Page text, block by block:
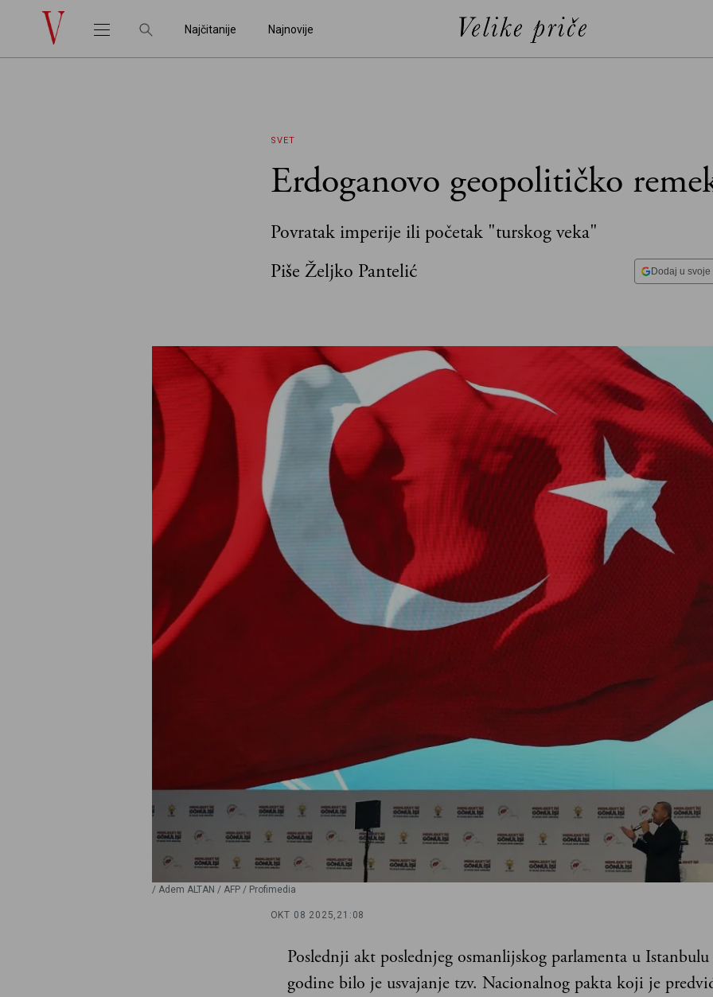
Najčitanije Najnovije
SVET
Erdoganovo geopolitičko
Povratak imperije ili početak "turskog veka"
Piše Željko Pantelić
Dodaj u
/ Adem ALTAN / AFP / Profimedia
OKT 08 2025, 21:08
Poslednji akt poslednjeg osmanlijskog parlamenta u
godine bilo je usvajanje tzv. Nacionalnog pakta koji je